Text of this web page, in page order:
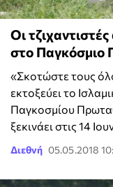
Οι
στο
«Σκοτώστε τους
εκτοξεύει το
Παγκοσμίου
ξεκινάει στις 14
Διεθνή 05.05.2018